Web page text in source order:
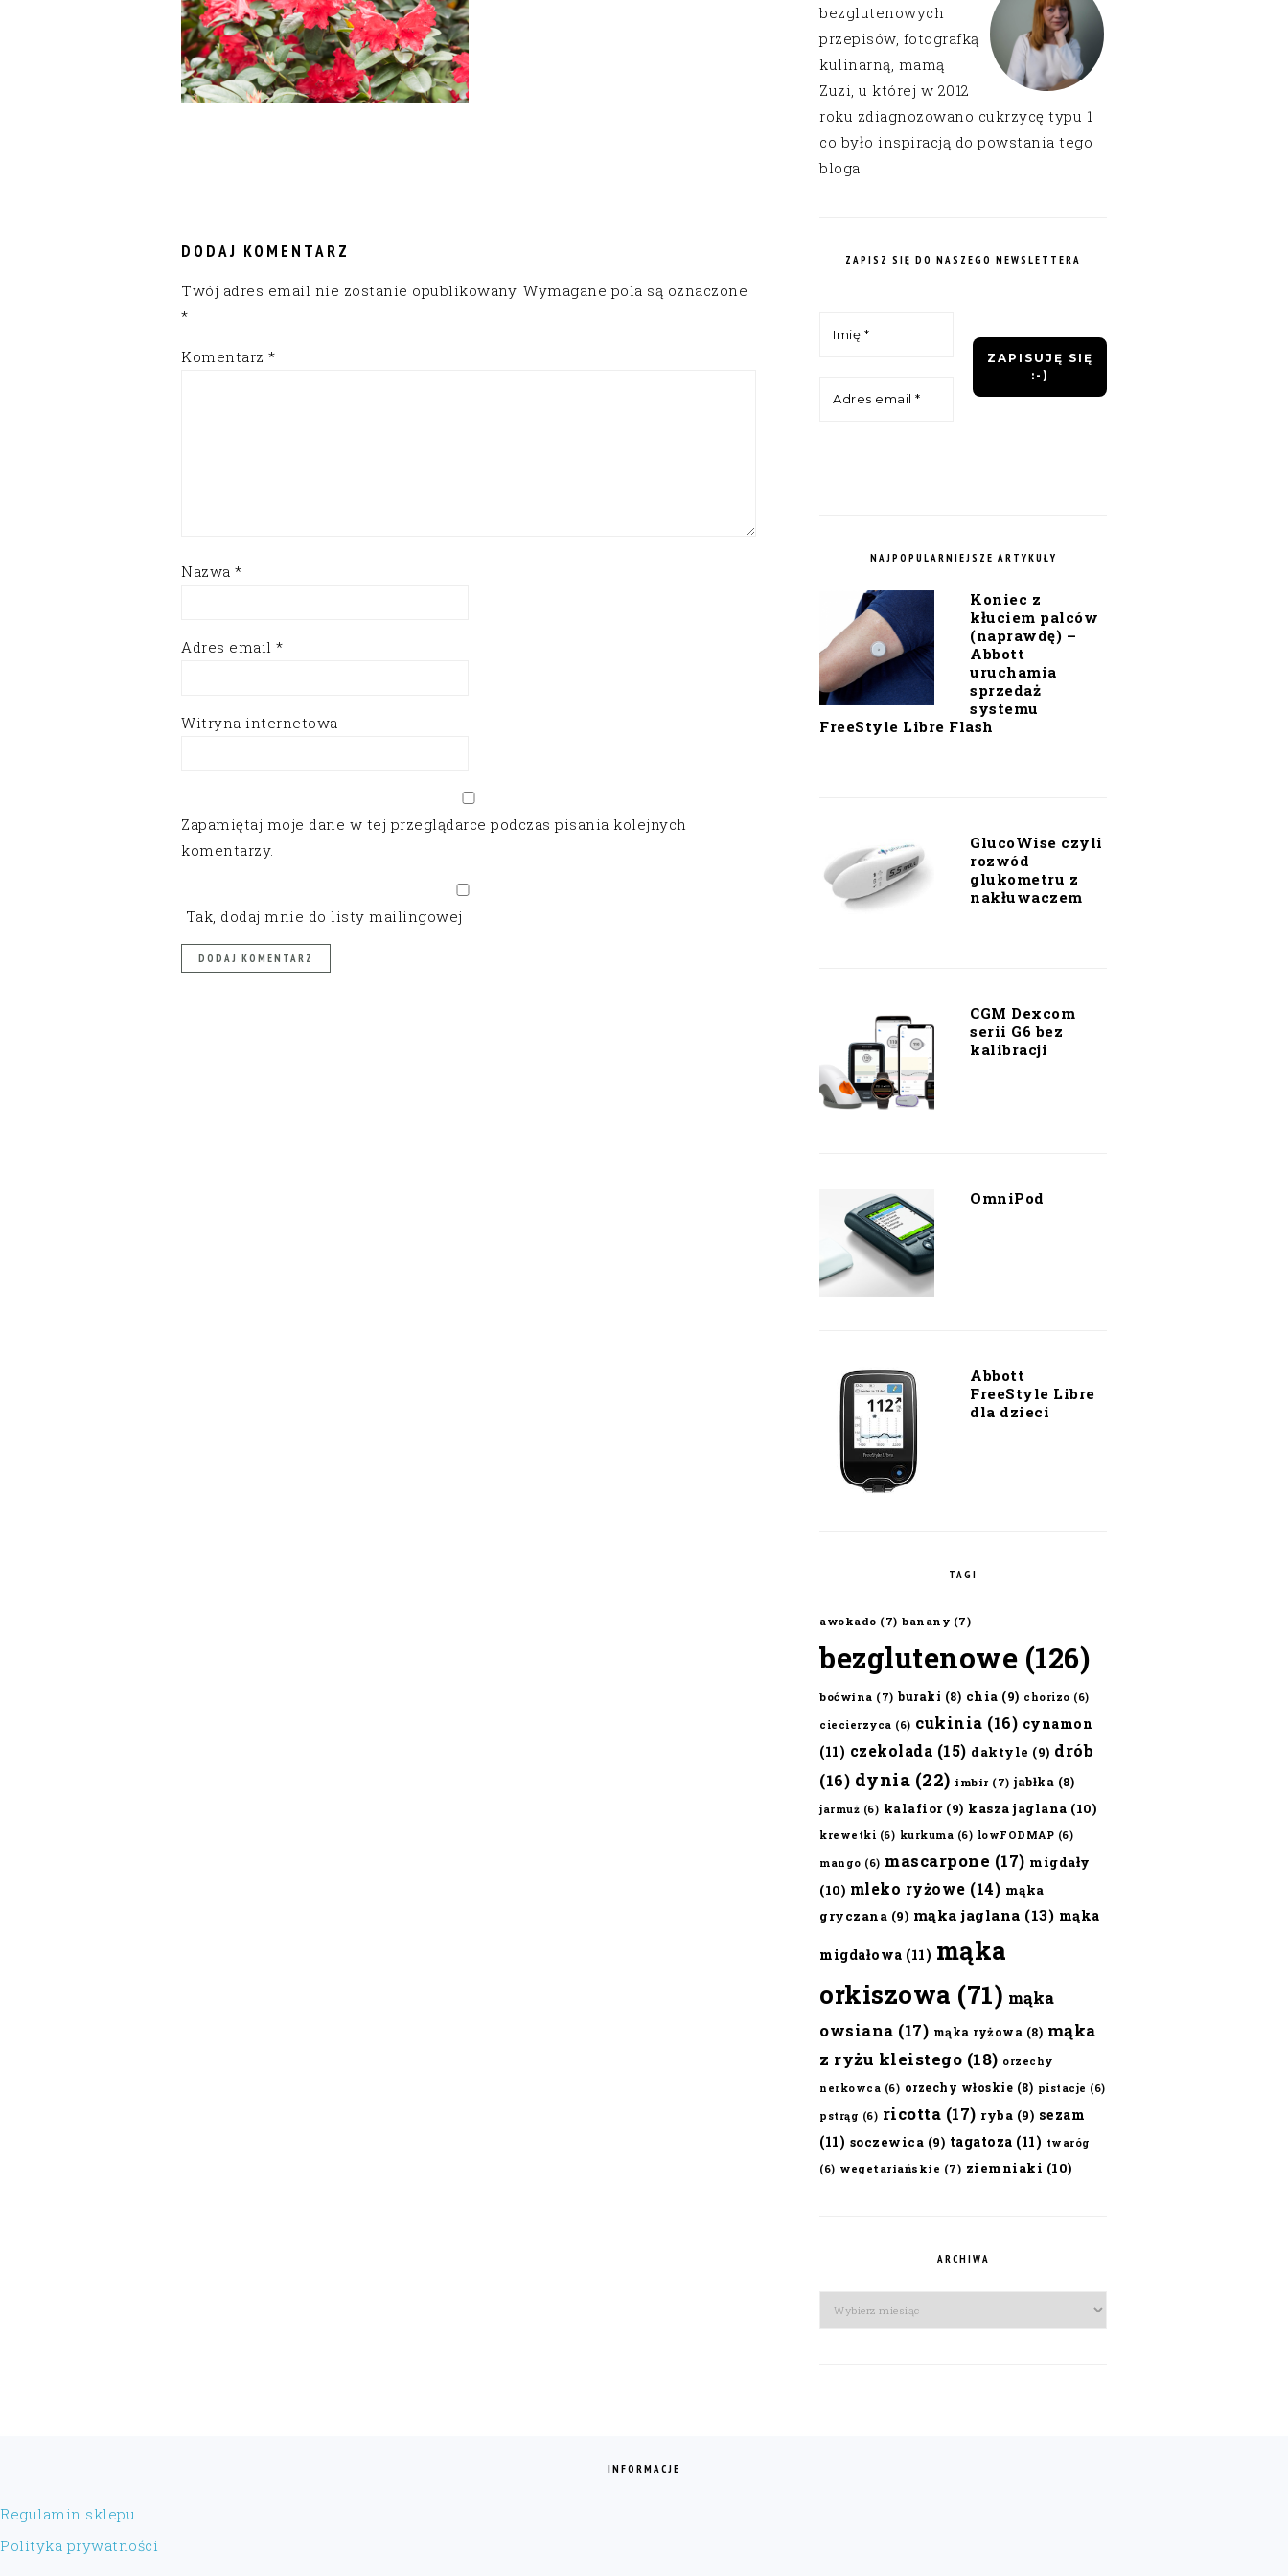
DODAJ KOMENTARZ
Twój adres email nie zostanie opublikowany. Wymagane pola są oznaczone
*
Komentarz *
Nazwa *
Adres email *
Witryna internetowa
Zapamiętaj moje dane w tej przeglądarce podczas pisania kolejnych
komentarzy.
Tak, dodaj mnie do listy mailingowej
bezglutenowych
przepisów, fotografką
kulinarną, mamą
Zuzi, u której w 2012
roku zdiagnozowano cukrzycę typu 1
co było inspiracją do powstania tego
bloga.
ZAPISZ SIĘ DO NASZEGO NEWSLETTERA
NAJPOPULARNIEJSZE ARTYKUŁY
Koniec z
kłuciem palców
(naprawdę) –
Abbott
uruchamia
sprzedaż
systemu
FreeStyle Libre Flash
GlucoWise czyli
rozwód
glukometru z
nakłuwaczem
CGM Dexcom
serii G6 bez
kalibracji
OmniPod
Abbott
FreeStyle Libre
dla dzieci
TAGI
awokado (7) banany (7)
bezglutenowe (126)
boćwina (7) buraki (8) chia (9) chorizo (6)
ciecierzyca (6) cukinia (16) cynamon
(11) czekolada (15) daktyle (9) drób
(16) dynia (22) imbir (7) jabłka (8)
jarmuż (6) kalafior(9) kasza jaglana (10)
krewetki (6) kurkuma (6) lowFODMAP (6)
mango (6) mascarpone (17) migdały
(10) mleko ryżowe (14) mąka
gryczana (9) mąka jaglana (13) mąka
migdałowa (11) mąka
orkiszowa (71) mąka
owsiana (17) mąka ryżowa (8) mąka
z ryżu kleistego (18) orzechy
nerkowca (6) orzechy włoskie (8) pistacje (6)
pstrąg (6) ricotta (17) ryba (9) sezam
(11) soczewica (9) tagatoza (11) twaróg
(6) wegetariańskie (7) ziemniaki (10)
ARCHIWA
Archiwa
INFORMACJE
Regulamin sklepu
Polityka prywatności